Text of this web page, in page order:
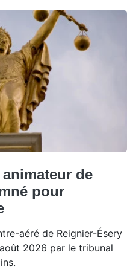
de
pour
aéré de Reignier-Ésery
2026 par le tribunal